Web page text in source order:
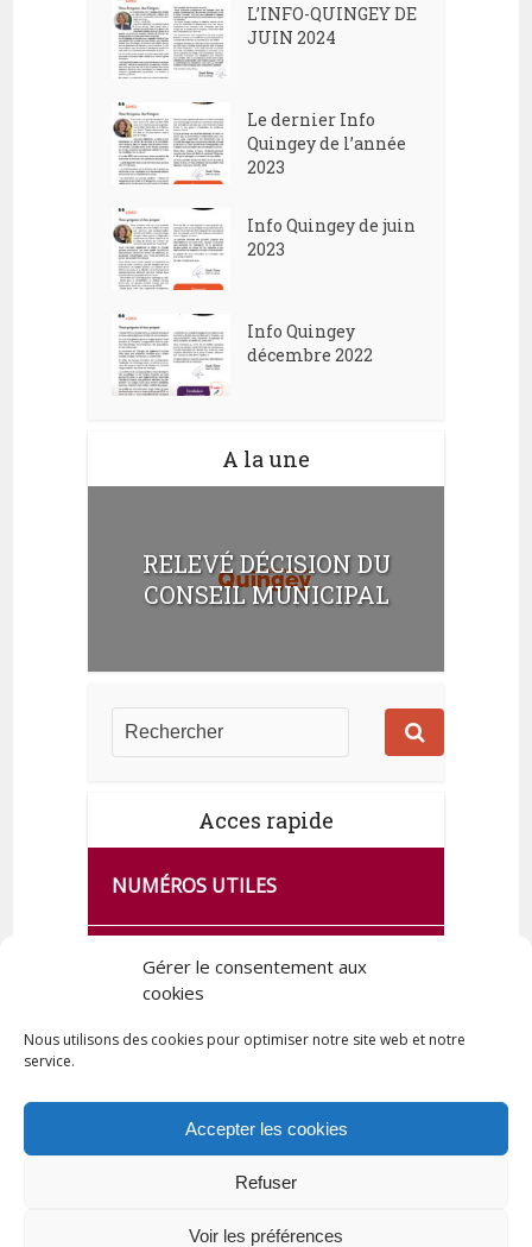
Gérer le consentement aux
cookies
Nous utilisons des cookies pour optimiser notre site web et notre
service.
Accepter les cookies
Refuser
Voir les préférences
L’INFO-QUINGEY DE
JUIN 2024
Le dernier Info
Quingey de l’année
2023
Info Quingey de juin
2023
Info Quingey
décembre 2022
A la une
RELEVÉ DÉCISION DU
CONSEIL MUNICIPAL
Acces rapide
NUMÉROS UTILES
CA SE PASSE À FRANCE SERVICES
DE QUINGEY
Tous droits réservés © 2023 Commune de Quingey / Création -